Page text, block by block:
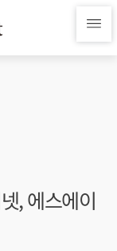
, 에스에이